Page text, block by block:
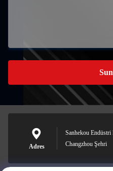
Adres
Sanhekou Endüstri
Changzhou Şehri